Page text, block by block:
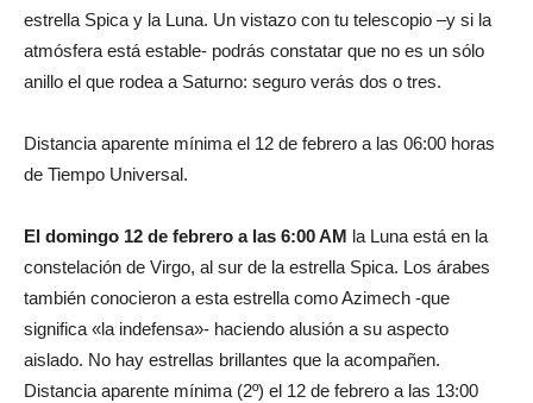
estrella Spica y la Luna. Un vistazo con tu telescopio –y si la
atmósfera está estable- podrás constatar que no es un sólo
anillo el que rodea a Saturno: seguro verás dos o tres.
Distancia aparente mínima el 12 de febrero a las 06:00 horas
de Tiempo Universal.
El domingo 12 de febrero a las 6:00 AM la Luna está en la
constelación de Virgo, al sur de la estrella Spica. Los árabes
también conocieron a esta estrella como Azimech -que
significa «la indefensa»- haciendo alusión a su aspecto
aislado. No hay estrellas brillantes que la acompañen.
Distancia aparente mínima (2º) el 12 de febrero a las 13:00